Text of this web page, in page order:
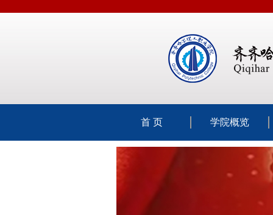
首 页 学院概览